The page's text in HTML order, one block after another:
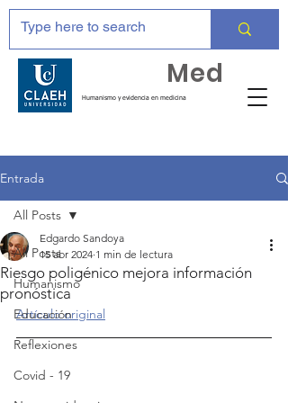
Humanismo y evidencia en medicina
Med
Entrada
All Posts
Humanismo
Educación
Reflexiones
Covid - 19
All Posts
Riesgo poligénico mejora información
pronóstica
Edgardo Sandoya
15 abr 2024 1 min de lectura
Artículo original